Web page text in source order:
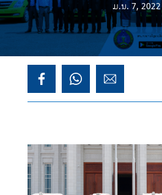
ມ.ນ. 7, 2022